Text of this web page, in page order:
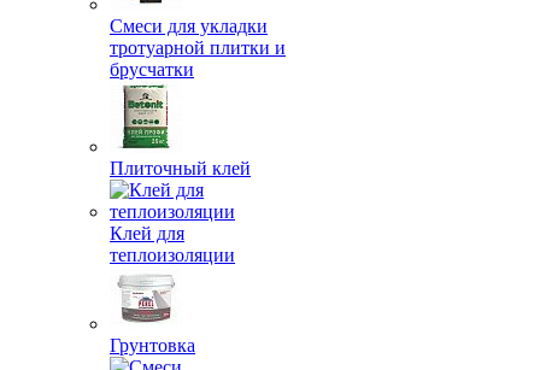
Смеси для укладки
тротуарной плитки и
брусчатки
Плиточный клей
Клей для
теплоизоляции
Грунтовка